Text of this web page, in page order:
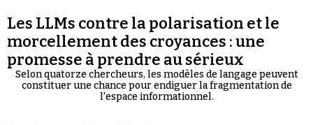
Les LLMs contre la polarisation et le
morcellement des croyances : une
promesse à prendre au sérieux
Selon quatorze chercheurs, les modèles de langage peuvent
constituer une chance pour endiguer la fragmentation de
l'espace informationnel.